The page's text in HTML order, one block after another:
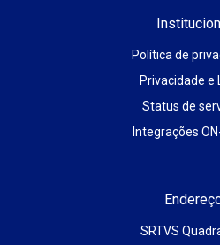
Política de
Privacidade e
Status de
Integrações
SRTVS